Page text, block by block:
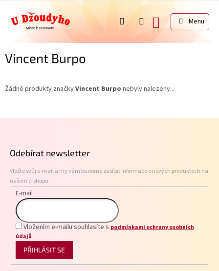
obsah
NÁKUPNÍ
KOŠÍK
Vincent Burpo
Žádné produkty značkyVincent Burpo nebyly nalezeny...
Odebírat newsletter
Vložte svůj e-mail a my vám budeme zasílat informace o nových produktech na
našem e-shopu.
E-mail
Vložením e-mailu souhlasíte s podmínkami ochrany osobních
údajů
PŘIHLÁSIT SE